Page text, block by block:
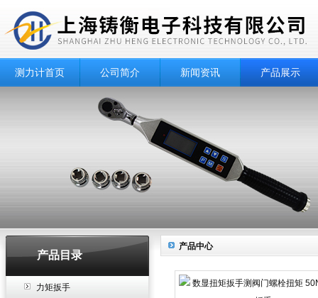
测力计首页 公司简介 新闻资讯 产品展示
产品目录
力矩扳手
产品中心